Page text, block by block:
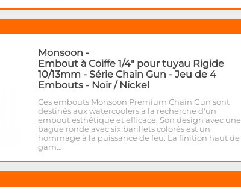
Monsoon -
Embout à Coiffe 1/4" pour tuyau Rigide
10/13mm - Série Chain Gun - Jeu de 4
Embouts - Noir / Nickel
Ces embouts Monsoon Premium Chain Gun sont
destinés aux watercoolers à la recherche d'un
embout esthétique et efficace. Son design avec une
bague ronde avec six barillets colorés est un
hommage à la puissance de feu. La finition haut de
gam…